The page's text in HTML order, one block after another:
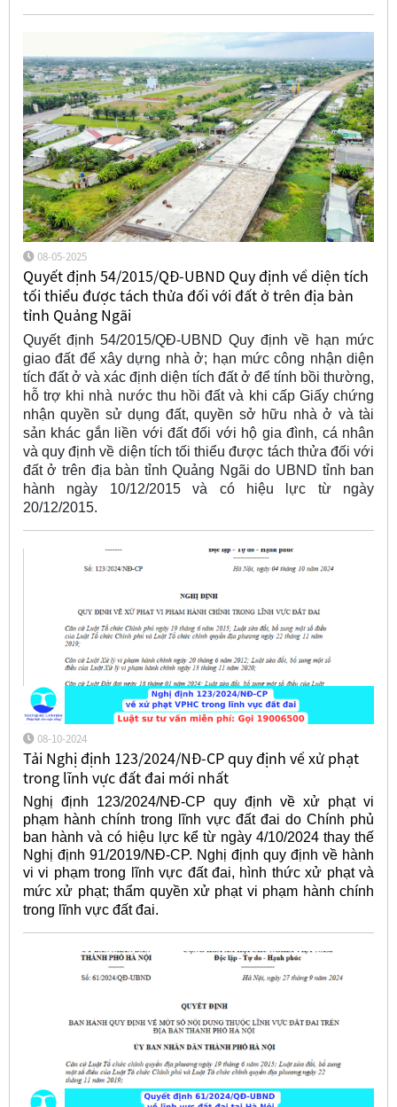
08-05-2025
Quyết định 54/2015/QĐ-UBND Quy định về diện tích
tối thiểu được tách thửa đối với đất ở trên địa bàn
tỉnh Quảng Ngãi
Quyết định 54/2015/QĐ-UBND Quy định về hạn mức
giao đất để xây dựng nhà ở; hạn mức công nhận diện
tích đất ở và xác định diện tích đất ở để tính bồi thường,
hỗ trợ khi nhà nước thu hồi đất và khi cấp Giấy chứng
nhận quyền sử dụng đất, quyền sở hữu nhà ở và tài
sản khác gắn liền với đất đối với hộ gia đình, cá nhân
và quy định về diện tích tối thiểu được tách thửa đối với
đất ở trên địa bàn tỉnh Quảng Ngãi do UBND tỉnh ban
hành ngày 10/12/2015 và có hiệu lực từ ngày
20/12/2015.
08-10-2024
Tải Nghị định 123/2024/NĐ-CP quy định về xử phạt
trong lĩnh vực đất đai mới nhất
Nghị định 123/2024/NĐ-CP quy định về xử phạt vi
phạm hành chính trong lĩnh vực đất đai do Chính phủ
ban hành và có hiệu lực kể từ ngày 4/10/2024 thay thế
Nghị định 91/2019/NĐ-CP. Nghị định quy định về hành
vi vi phạm trong lĩnh vực đất đai, hình thức xử phạt và
mức xử phạt; thẩm quyền xử phạt vi phạm hành chính
trong lĩnh vực đất đai.